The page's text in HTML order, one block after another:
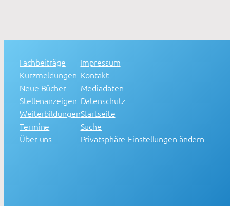
Fachbeiträge
Kurzmeldungen
Neue Bücher
Stellenanzeigen
Weiterbildungen
Termine
Über uns
Impressum
Kontakt
Mediadaten
Datenschutz
Startseite
Suche
Privatsphäre-Einstellungen ändern